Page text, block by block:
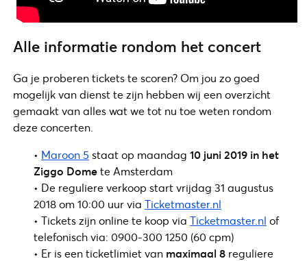
Alle informatie rondom het concert
Ga je proberen tickets te scoren? Om jou zo goed
mogelijk van dienst te zijn hebben wij een overzicht
gemaakt van alles wat we tot nu toe weten rondom
deze concerten.
• Maroon 5 staat op maandag 10 juni 2019 in het
Ziggo Domete Amsterdam
• De reguliere verkoop start vrijdag 31 augustus
2018 om 10:00 uur via Ticketmaster.nl
• Tickets zijn online te koop via Ticketmaster.nl of
telefonisch via: 0900-300 1250 (60 cpm)
• Er is een ticketlimiet van maximaal 8 reguliere